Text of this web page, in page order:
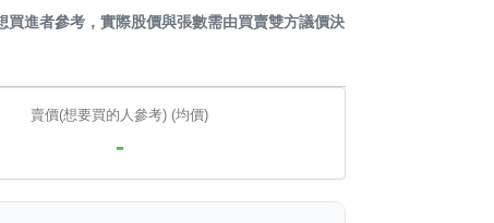
進者參考，實際股價與張數需由買賣雙方議價決
賣價(想要買的人參考) (均價)
-